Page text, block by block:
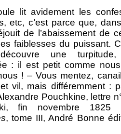
lit avidement les
etc, c’est parce que,
de l’abaissement de
faiblesses du puissant.
découvre une
: il est petit comme
! – Vous mentez,
vil, mais différemment :
Pouchkine, lettre
,fin novembre 1825
, tome III, André Bonne